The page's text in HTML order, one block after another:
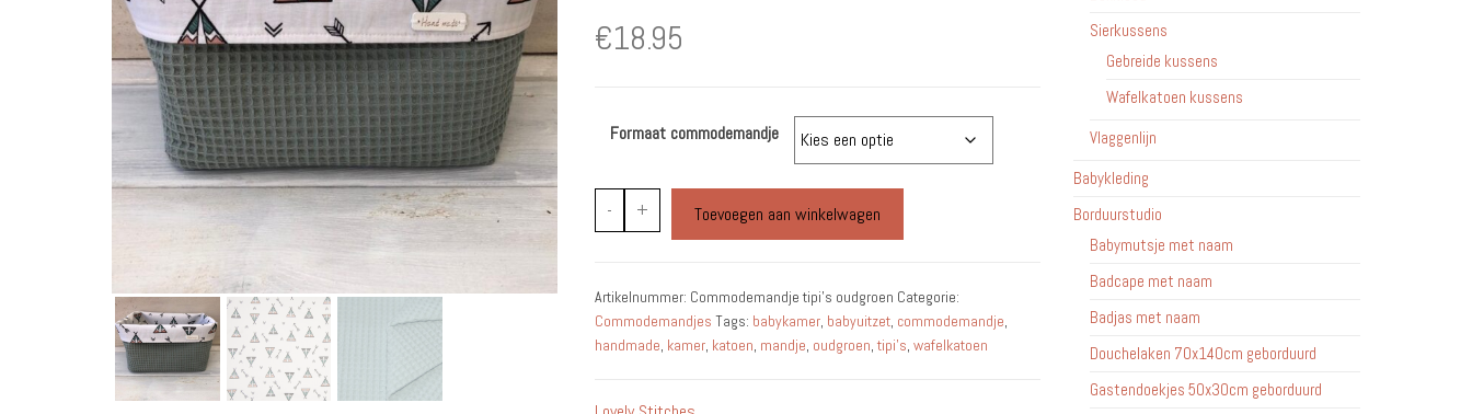
€18.95
Formaat commodemandje
-
Commodemandje
Tipi's
+ Toevoegen aan winkelwagen
Artikelnummer: Commodemandje tipi's oudgroen Categorie:
Commodemandjes Tags: babykamer, babyuitzet, commodemandje,
handmade, kamer, katoen, mandje, oudgroen,tipi's, wafelkatoen
Sierkussens
Gebreide kussens
Wafelkatoen kussens
Vlaggenlijn
Babykleding
Borduurstudio
Babymutsje met naam
Badcape met naam
Badjas met naam
Douchelaken 70x140cm geborduurd
Gastendoekjes 50x30cm geborduurd